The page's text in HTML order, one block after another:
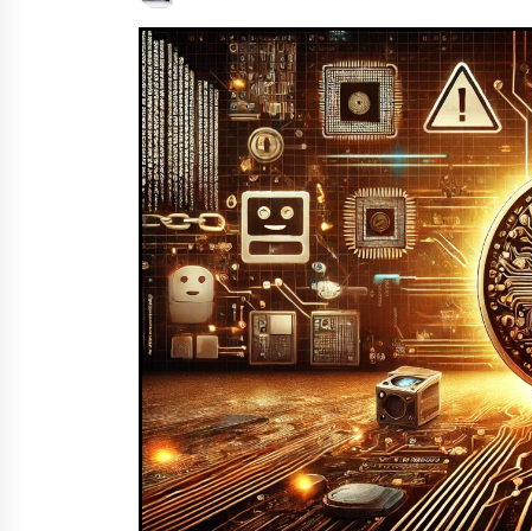
2026/07/16
POTTO: San Pedro jaietako bertso-
saioa
2026/07/09
Auritz Iñurrietaren margoak
ikusgai Uribitarte40 aretoan
2026/07/03